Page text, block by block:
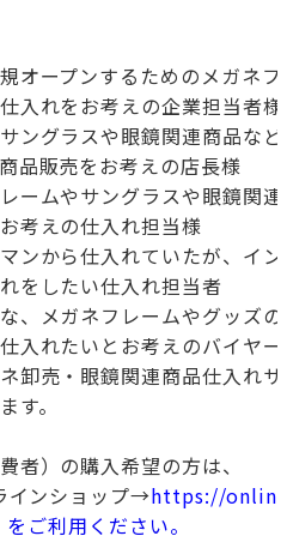
オープンするためのメガネ
入れをお考えの企業担当者様
ングラスや眼鏡関連商品な
品販売をお考えの店長様
ームやサングラスや眼鏡関
考えの仕入れ担当様
ンから仕入れていたが、イ
をしたい仕入れ担当者
、メガネフレームやグッズ
入れたいとお考えのバイヤ
卸売・眼鏡関連商品仕入れ
す。
）の購入希望の方は、
インショップ→https://
ご利用ください。